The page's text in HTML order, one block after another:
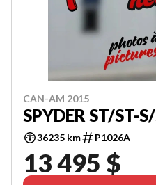
CAN-AM 2015
SPYDER ST/ST-
36235 km P1026A
13 495 $